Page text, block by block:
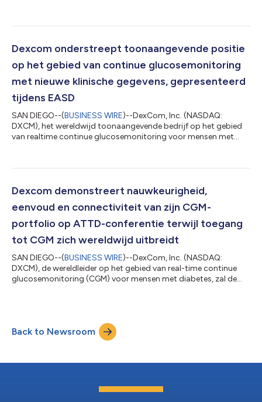
Middle East". De report is gebaseerd op een enquête bij meer
diabetes type 2 en gezondheiszorgprofessionals uit Duitsland,
Dexcom onderstreept toonaangevende positie
op het gebied van continue glucosemonitoring
met nieuwe klinische gegevens, gepresenteerd
tijdens EASD
SAN DIEGO--(BUSINESS WIRE)--DexCom, Inc. (NASDAQ:
DXCM), het wereldwijd toonaangevende bedrijf op het gebied
van realtime continue glucosemonitoring voor mensen met
onderstrepen. Verder heeft het bedrijf tijdens de 59e jaarlijkse
Diabetes, gehouden van 2 tot 6 oktober 2023 in Hamburg,
Duitsland, meer details gegeven over haar groei...
Dexcom demonstreert nauwkeurigheid,
eenvoud en connectiviteit van zijn CGM-
portfolio op ATTD-conferentie terwijl toegang
tot CGM zich wereldwijd uitbreidt
SAN DIEGO--(BUSINESS WIRE)--DexCom, Inc. (NASDAQ:
DXCM), de wereldleider op het gebied van real-time continue
glucosemonitoring (CGM) voor mensen met diabetes, zal de
Advanced Technologies and Treatments for Diabetes,
gehouden op 22 t/m 25 februari 2023 in Berlijn. "Vorig jaar
hebben we op ATTD voor het eerst ons uitgebre...
Back to Newsroom